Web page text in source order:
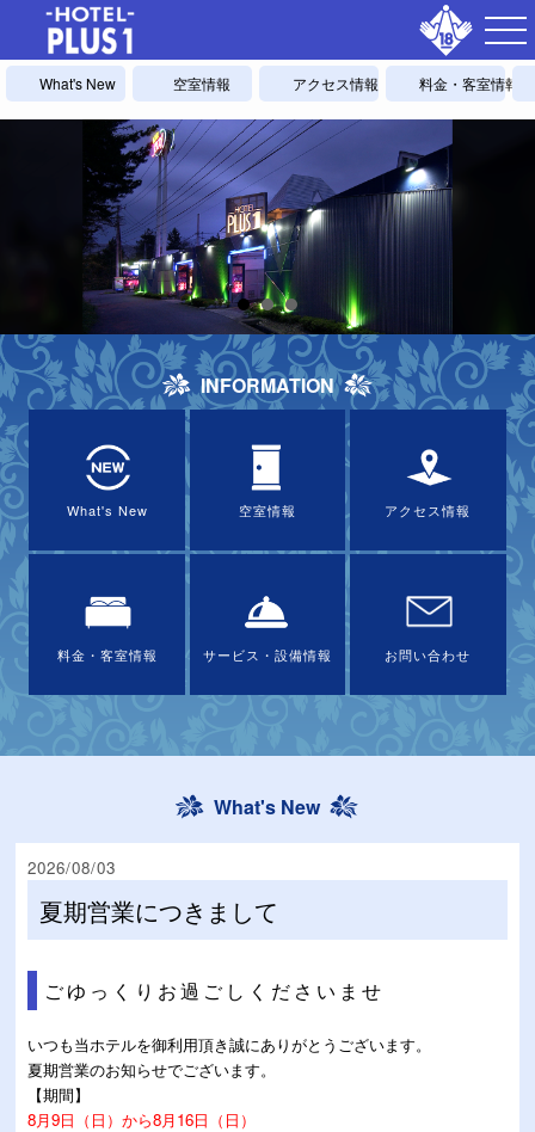
What's New 空室情報 アクセス情報 料金・客室情報
INFORMATION
What's New 空室情報 アクセス情報
料金・客室情報 サービス・設備情報 お問い合わせ
What's New
2026/08/03
夏期営業につきまして
ごゆっくりお過ごしくださいませ
いつも当ホテルを御利用頂き誠にありがとうございます。
夏期営業のお知らせでございます。
【期間】
8月9日（日）から8月16日（日）